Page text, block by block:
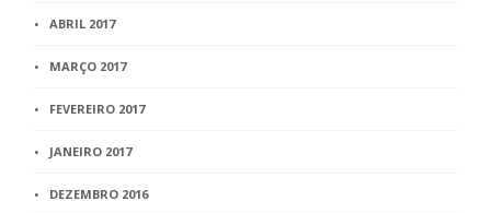
ABRIL 2017
MARÇO 2017
FEVEREIRO 2017
JANEIRO 2017
DEZEMBRO 2016